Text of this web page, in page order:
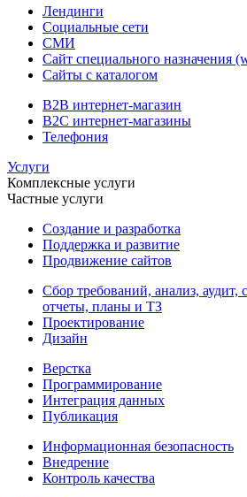
Лендинги
Социальные сети
СМИ
Сайт специального назначения
Сайты с каталогом
B2B интернет-магазин
B2C интернет-магазины
Телефония
Услуги
Комплексные услуги
Частные услуги
Создание и разработка
Поддержка и развитие
Продвижение сайтов
Сбор требований, анализ, аудит,
отчеты, планы и ТЗ
Проектирование
Дизайн
Верстка
Программирование
Интеграция данных
Публикация
Информационная безопасность
Внедрение
Контроль качества